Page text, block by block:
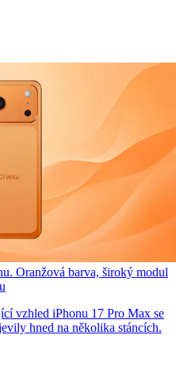
Oranžová barva, široký modul
vzhled iPhonu 17 Pro Max se
hned na několika stáncích.